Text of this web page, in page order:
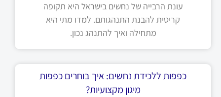
עונת הרבייה של נחשים בישראל היא תקופה
קריטית להבנת התנהגותם. למדו מתי היא
מתחילה ואיך להתנהג נכון.
כפפות ללכידת נחשים: איך בוחרים כפפות
מיגון מקצועיות?